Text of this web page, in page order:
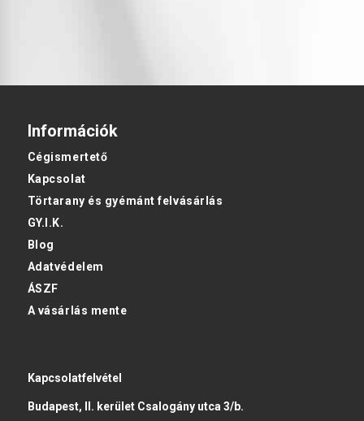
Információk
Cégismertető
Kapcsolat
Törtarany és gyémánt felvásárlás
GY.I.K.
Blog
Adatvédelem
ÁSZF
A vásárlás mente
Kapcsolatfelvétel
Budapest, II. kerület Csalogány utca 3/b.